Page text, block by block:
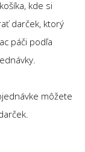
kde si
darček, ktorý
páči podľa
môžete